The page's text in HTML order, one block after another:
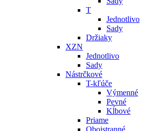
T
Jednotlivo
Sady
Držiaky
XZN
Jednotlivo
Sady
Nástrčkové
T-kľúče
Výmenné
Pevné
Kĺbové
Priame
Obojstranné